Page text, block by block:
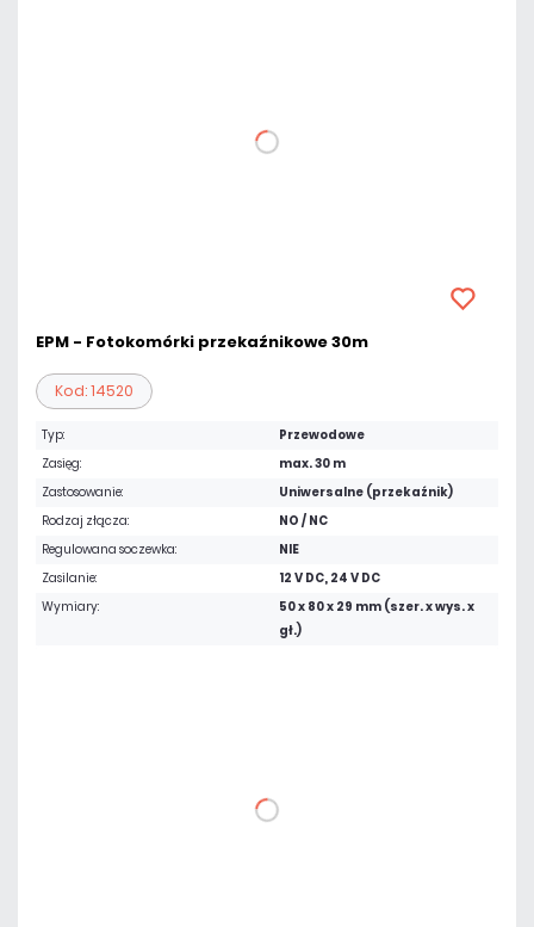
EPM - Fotokomórki przekaźnikowe 30m
Kod: 14520
Typ:
Przewodowe
Zasięg:
max. 30 m
Zastosowanie:
Uniwersalne (przekaźnik)
Rodzaj złącza:
NO / NC
Regulowana soczewka:
NIE
Zasilanie:
12 V DC, 24 V DC
Wymiary:
50 x 80 x 29 mm (szer. x wys. x
gł.)
DO KOSZYKA